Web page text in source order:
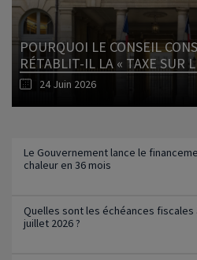
POURQUOI LE CONSEIL
RÉTABLIT-IL LA « TAXE SUR
24 Juin 2026
Le Gouvernement lance le
chaleur en 36 mois
Quelles sont les échéances fiscales
juillet 2026 ?